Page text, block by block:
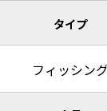
タイプ
フィッシン